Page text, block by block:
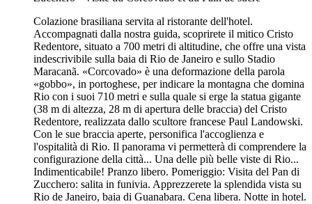
Colazione brasiliana servita al ristorante dell'hotel.
Accompagnati dalla nostra guida, scoprirete il mitico Cristo
Redentore, situato a 700 metri di altitudine, che offre una vista
indescrivibile sulla baia di Rio de Janeiro e sullo Stadio
Maracanã. «Corcovado» è una deformazione della parola
«gobbo», in portoghese, per indicare la montagna che domina
Rio con i suoi 710 metri e sulla quale si erge la statua gigante
(38 m di altezza, 28 m di apertura delle braccia) del Cristo
Redentore, realizzata dallo scultore francese Paul Landowski.
Con le sue braccia aperte, personifica l'accoglienza e
l'ospitalità di Rio. Il panorama vi permetterà di comprendere la
configurazione della città... Una delle più belle viste di Rio...
Indimenticabile! Pranzo libero. Pomeriggio: Visita del Pan di
Zucchero: salita in funivia. Apprezzerete la splendida vista su
Rio de Janeiro, baia di Guanabara. Cena libera. Notte in hotel.